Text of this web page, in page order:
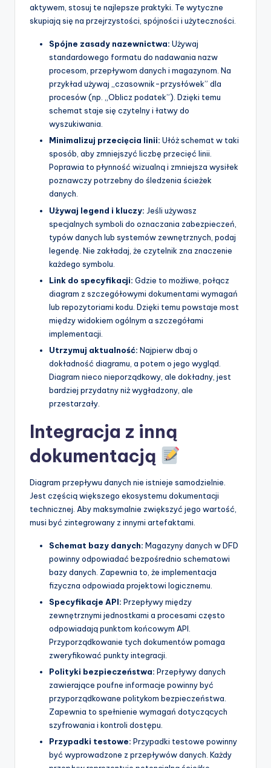
aktywem, stosuj te najlepsze praktyki. Te wytyczne
skupiają się na przejrzystości, spójności i użyteczności.
Spójne zasady nazewnictwa: Używaj
standardowego formatu do nadawania nazw
procesom, przepływom danych i magazynom. Na
przykład używaj „czasownik-przysłówek” dla
procesów (np. „Oblicz podatek”). Dzięki temu
schemat staje się czytelny i łatwy do
wyszukiwania.
Minimalizuj przecięcia linii: Ułóż schemat w taki
sposób, aby zmniejszyć liczbę przecięć linii.
Poprawia to płynność wizualną i zmniejsza wysiłek
poznawczy potrzebny do śledzenia ścieżek
danych.
Używaj legend i kluczy: Jeśli używasz
specjalnych symboli do oznaczania zabezpieczeń,
typów danych lub systemów zewnętrznych, podaj
legendę. Nie zakładaj, że czytelnik zna znaczenie
każdego symbolu.
Link do specyfikacji: Gdzie to możliwe, połącz
diagram z szczegółowymi dokumentami wymagań
lub repozytoriami kodu. Dzięki temu powstaje most
między widokiem ogólnym a szczegółami
implementacji.
Utrzymuj aktualność: Najpierw dbaj o
dokładność diagramu, a potem o jego wygląd.
Diagram nieco nieporządkowy, ale dokładny, jest
bardziej przydatny niż wygładzony, ale
przestarzały.
Integracja z inną
dokumentacją
Diagram przepływu danych nie istnieje samodzielnie.
Jest częścią większego ekosystemu dokumentacji
technicznej. Aby maksymalnie zwiększyć jego wartość,
musi być zintegrowany z innymi artefaktami.
Schemat bazy danych: Magazyny danych w DFD
powinny odpowiadać bezpośrednio schematowi
bazy danych. Zapewnia to, że implementacja
fizyczna odpowiada projektowi logicznemu.
Specyfikacje API: Przepływy między
zewnętrznymi jednostkami a procesami często
odpowiadają punktom końcowym API.
Przyporządkowanie tych dokumentów pomaga
zweryfikować punkty integracji.
Polityki bezpieczeństwa: Przepływy danych
zawierające poufne informacje powinny być
przyporządkowane politykom bezpieczeństwa.
Zapewnia to spełnienie wymagań dotyczących
szyfrowania i kontroli dostępu.
Przypadki testowe: Przypadki testowe powinny
być wyprowadzone z przepływów danych. Każdy